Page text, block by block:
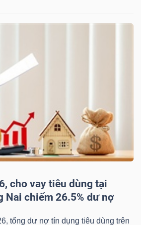
cho vay tiêu dùng tại
Nai chiếm 26.5% dư nợ
tổng dư nợ tín dụng tiêu dùng trên